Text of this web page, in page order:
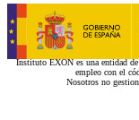
Instituto EXON es una entidad
empleo con el
Nosotros no